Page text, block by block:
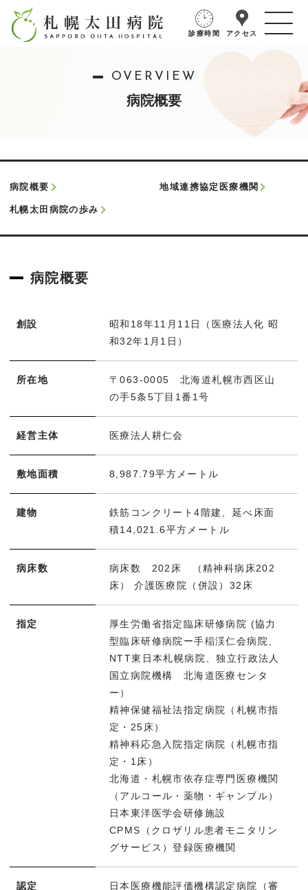
診療時間 アクセス
OVERVIEW
病院概要
病院概要 地域連携協定医療機関
札幌太田病院の歩み
病院概要
創設
昭和18年11月11日（医療法人化 昭
和32年1月1日）
所在地
〒063-0005 北海道札幌市西区山
の手5条5丁目1番1号
経営主体 医療法人耕仁会
敷地面積 8,987.79平方メートル
建物
鉄筋コンクリート4階建、延べ床面
積14,021.6平方メートル
病床数
病床数 202床 （精神科病床202
床） 介護医療院（併設）32床
指定
厚生労働省指定臨床研修病院 (協力
型臨床研修病院ー手稲渓仁会病院、
NTT東日本札幌病院、独立行政法人
国立病院機構 北海道医療センタ
ー）
精神保健福祉法指定病院（札幌市指
定・25床）
精神科応急入院指定病院（札幌市指
定・1床）
北海道・札幌市依存症専門医療機関
（アルコール・薬物・ギャンブル）
日本東洋医学会研修施設
CPMS（クロザリル患者モニタリン
グサービス）登録医療機関
認定
日本医療機能評価機構認定病院（審